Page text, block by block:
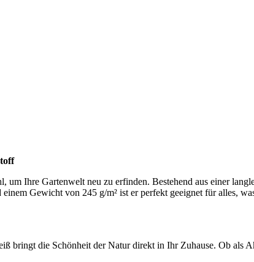
um Ihre Gartenwelt neu zu erfinden. Bestehend aus einer
Gewicht von 245 g/m² ist er perfekt geeignet für alles,
bringt die Schönheit der Natur direkt in Ihr Zuhause. Ob als